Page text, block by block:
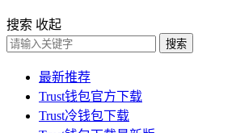
搜索 收起
搜索
最新推荐
Trust钱包官方下载
Trust冷钱包下载